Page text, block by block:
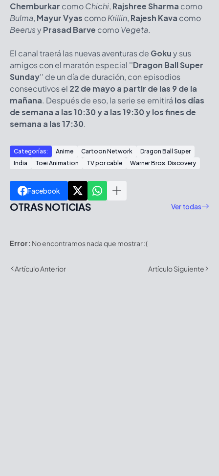
Chemburkar comoChichi, Rajshree Sharma como
Bulma, Mayur Vyas comoKrillin, Rajesh Kava como
BeerusyPrasad Barve comoVegeta.
El canal traerá las nuevas aventuras de Gokuy sus
amigos con el maratón especial ''Dragon Ball Super
Sunday'' de un día de duración, con episodios
consecutivos el 22 de mayo a partir de las 9 de la
mañana. Después de eso, la serie se emitirá los días
de semana a las 10:30 y a las 19:30 y los fines de
semana a las 17:30.
Categorías: Anime Cartoon Network
Dragon Ball Super
India
Toei Animation TV por cable Warner Bros. Discovery
Facebook
OTRAS NOTICIAS Ver todas
Error: No encontramos nada que mostrar :(
Artículo Anterior Artículo Siguiente